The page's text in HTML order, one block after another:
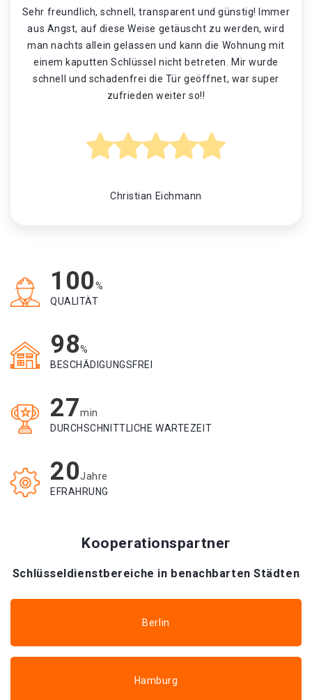
Sehr freundlich, schnell, transparent und günstig! Immer
aus Angst, auf diese Weise getäuscht zu werden, wird
man nachts allein gelassen und kann die Wohnung mit
einem kaputten Schlüssel nicht betreten. Mir wurde
schnell und schadenfrei die Tür geöffnet, war super
zufrieden weiter so!!
Christian Eichmann
100%
QUALITÄT
98%
BESCHÄDIGUNGSFREI
27min
DURCHSCHNITTLICHE WARTEZEIT
20Jahre
EFRAHRUNG
Kooperationspartner
Schlüsseldienstbereiche in benachbarten Städten
Berlin
Hamburg